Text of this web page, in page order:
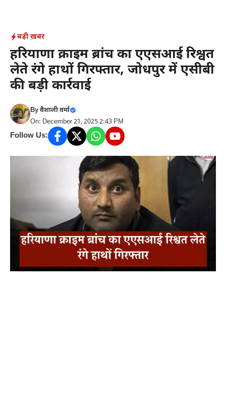
content
बड़ी ख़बर
हरियाणा क्राइम ब्रांच का एएसआई रिश्वत
लेते रंगे हाथों गिरफ्तार, जोधपुर में एसीबी
की बड़ी कार्रवाई
Byवैशाली वर्मा
On: December 21, 2025 2:43 PM
Follow Us: